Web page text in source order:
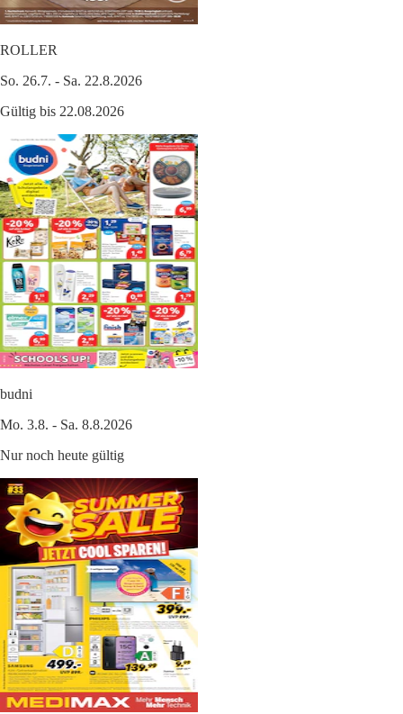
ROLLER
So. 26.7. - Sa. 22.8.2026
Gültig bis 22.08.2026
budni
Mo. 3.8. - Sa. 8.8.2026
Nur noch heute gültig